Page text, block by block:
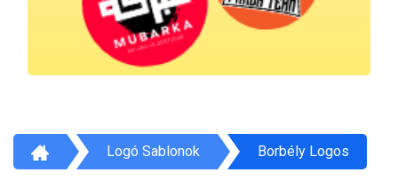
Logó Sablonok Borbély Logos